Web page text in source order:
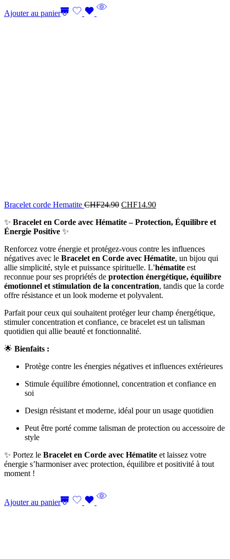
Ajouter au panier
Bracelet corde Hematite CHF24.90 CHF14.90
✨ Bracelet en Corde avec Hématite – Protection, Équilibre et
Énergie Positive ✨
Renforcez votre énergie et protégez-vous contre les influences
négatives avec le Bracelet en Corde avec Hématite, un bijou qui
allie simplicité, style et puissance spirituelle. L’hématite est
reconnue pour ses propriétés de protection énergétique, équilibre
émotionnel et stimulation de la concentration, tandis que la corde
offre résistance et un look moderne et polyvalent.
Parfait pour ceux qui souhaitent protéger leur champ énergétique,
stimuler concentration et confiance, ce bracelet est un talisman
quotidien qui allie beauté et fonctionnalité.
🌟 Bienfaits :
Protège contre les énergies négatives et influences extérieures
Stimule équilibre émotionnel, concentration et confiance en
soi
Design résistant et moderne, idéal pour un usage quotidien
Peut être porté comme talisman de protection ou accessoire de
style
✨ Portez le Bracelet en Corde avec Hématite et laissez votre
énergie s’harmoniser avec protection, équilibre et positivité à tout
moment !
Ajouter au panier